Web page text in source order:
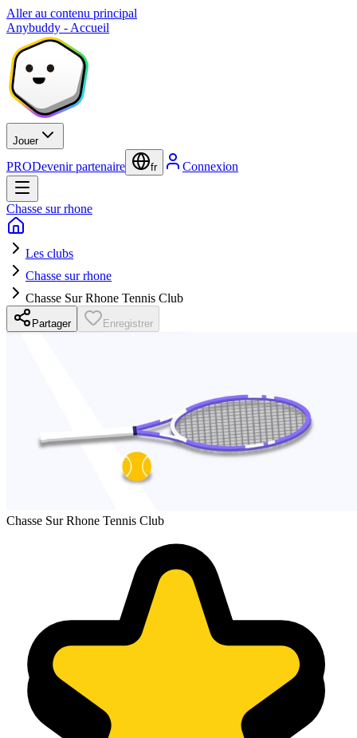
Aller au contenu principal
Anybuddy - Accueil
Jouer
PRODevenir partenaire fr Connexion
Chasse sur rhone
Les clubs
Chasse sur rhone
Chasse Sur Rhone Tennis Club
Partager Enregistrer
Chasse Sur Rhone Tennis Club